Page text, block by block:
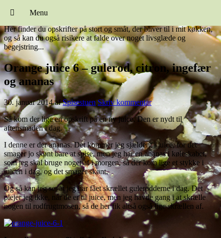
Spisestuen
Her finder du opskrifter på stort og småt, der bliver til i mit køkken,
og så kan du også risikere at falde over noget livsglæde og
begejstring...
Orange juice 6 – gulerod, citron, ingefær
og ananas
30. januar 2014afSpisestuen Skriv kommentar
Så kom der lige en opskrift på en ny juice. Den er nydt til
aftensmaden i dag.
I denne er der ananas. Det kommer jeg sjældent i juice, for det
smager jo skønt bare at spise, men jeg har en ananas i køleskabet,
som jeg skal bruge noget af i morgen, så der kom lige et stykke i
juicen i dag, og det smager skønt.
Og så kan jeg se, at jeg har fået skrællet gulerødderne i dag. Det
plejer jeg ikke, når de er til juice, men jeg havde gang i at skrælle
nogen til rodfrugtmosen, så de her fik altså også lige skrællen af.
Menu